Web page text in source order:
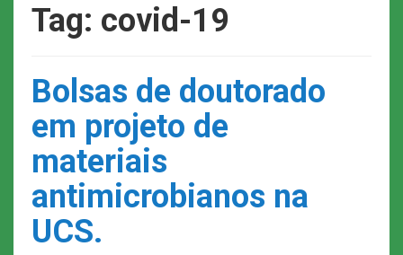
Tag: covid-19
Bolsas de doutorado
em projeto de
materiais
antimicrobianos na
UCS.